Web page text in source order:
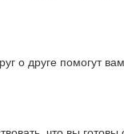
друге помогут